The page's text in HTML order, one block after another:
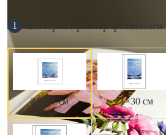
1 Выберите размер фотокниги
21×21 см 21×30 см